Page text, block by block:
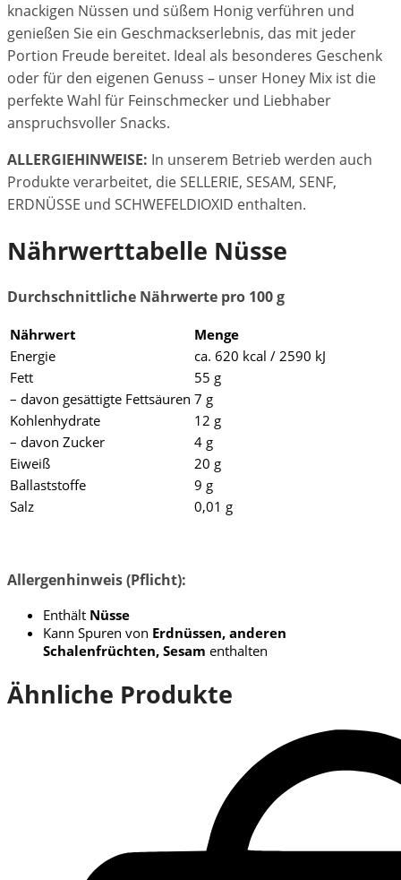
knackigen Nüssen und süßem Honig verführen und
genießen Sie ein Geschmackserlebnis, das mit jeder
Portion Freude bereitet. Ideal als besonderes Geschenk
oder für den eigenen Genuss – unser Honey Mix ist die
perfekte Wahl für Feinschmecker und Liebhaber
anspruchsvoller Snacks.
ALLERGIEHINWEISE: In unserem Betrieb werden auch
Produkte verarbeitet, die SELLERIE, SESAM, SENF,
ERDNÜSSE und SCHWEFELDIOXID enthalten.
Nährwerttabelle Nüsse
Durchschnittliche Nährwerte pro 100 g
Nährwert
Menge
Energie
ca. 620 kcal / 2590 kJ
Fett
55 g
– davon gesättigte Fettsäuren 7 g
Kohlenhydrate
12 g
– davon Zucker
4 g
Eiweiß
20 g
Ballaststoffe
9 g
Salz
0,01 g
Allergenhinweis (Pflicht):
Enthält Nüsse
Kann Spuren von Erdnüssen, anderen
Schalenfrüchten, Sesam enthalten
Ähnliche Produkte